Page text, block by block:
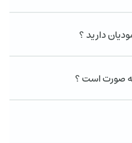
دارید ؟
صورت است ؟